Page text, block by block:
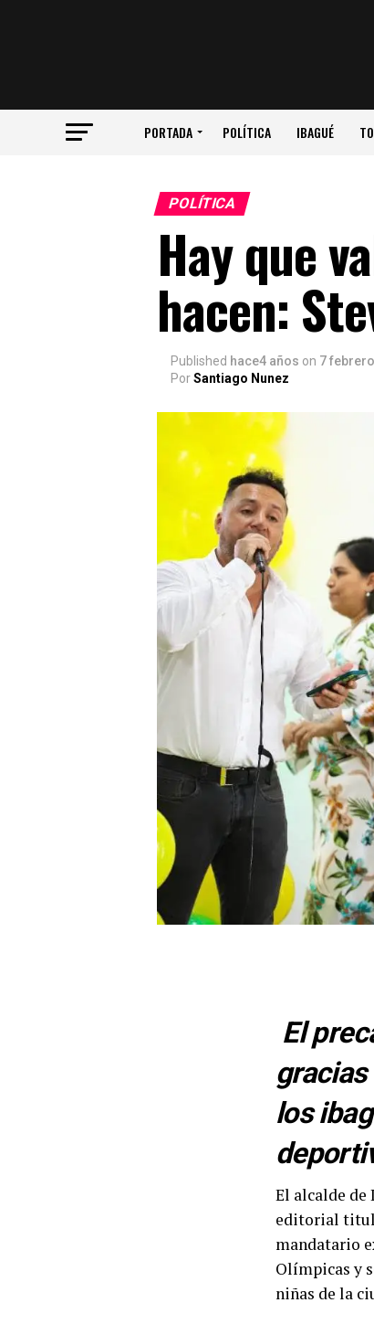
PORTADA POLÍTICA IBAGUÉ
POLÍTICA
Hay que
hacen:
Published hace4 años on 7
PorSantiago Nunez
El
los
El alcalde de
editorial
mandatario
Olímpicas y
niñas de la